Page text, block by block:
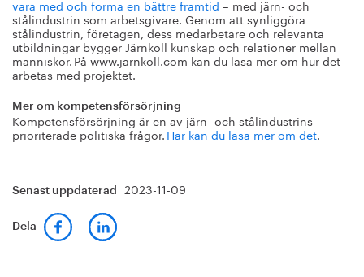
vara med och forma en bättre framtid – med järn- och
stålindustrin som arbetsgivare. Genom att synliggöra
stålindustrin, företagen, dess medarbetare och relevanta
utbildningar bygger Järnkoll kunskap och relationer mellan
människor. På www.jarnkoll.com kan du läsa mer om hur det
arbetas med projektet.
Mer om kompetensförsörjning
Kompetensförsörjning är en av järn- och stålindustrins
prioriterade politiska frågor.Här kan du läsa mer om det.
Senast uppdaterad 2023-11-09
Dela